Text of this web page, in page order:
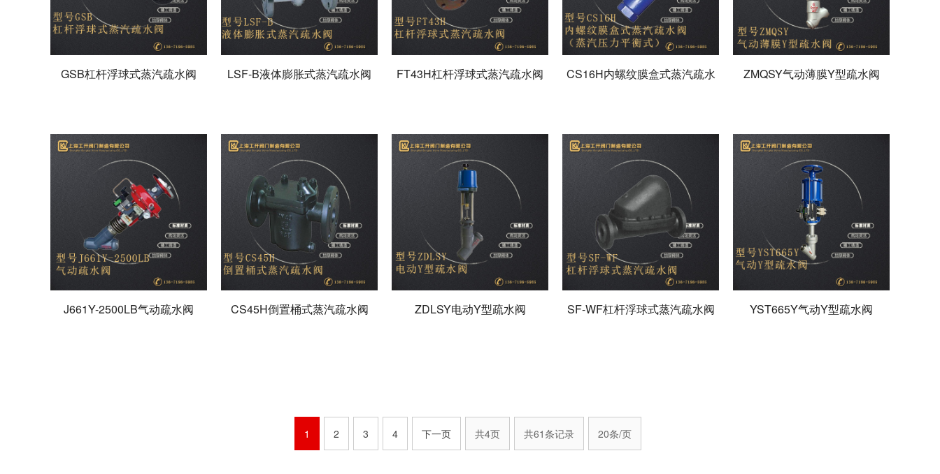
GSB杠杆浮球式蒸汽疏水阀 LSF-B液体膨胀式蒸汽疏水阀 FT43H杠杆浮球式蒸汽疏水阀
CS16H内螺纹膜盒式蒸汽疏水
ZMQSY气动薄膜Y型疏水阀
J661Y-2500LB气动疏水阀 CS45H倒置桶式蒸汽疏水阀 ZDLSY电动Y型疏水阀 SF-WF杠杆浮球式蒸汽疏水阀 YST665Y气动Y型疏水阀
1 2 3 4 下一页 共4页 共61条记录 20条/页